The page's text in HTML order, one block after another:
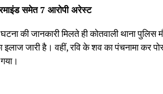
समेत 7 आरोपी अरेस्ट
की जानकारी मिलते ही कोतवाली थाना
जारी है। वहीं, रवि के शव का पंचनामा कर